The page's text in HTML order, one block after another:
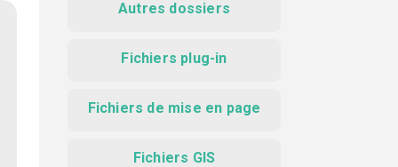
Autres dossiers
Fichiers plug-in
Fichiers de mise en page
Fichiers GIS